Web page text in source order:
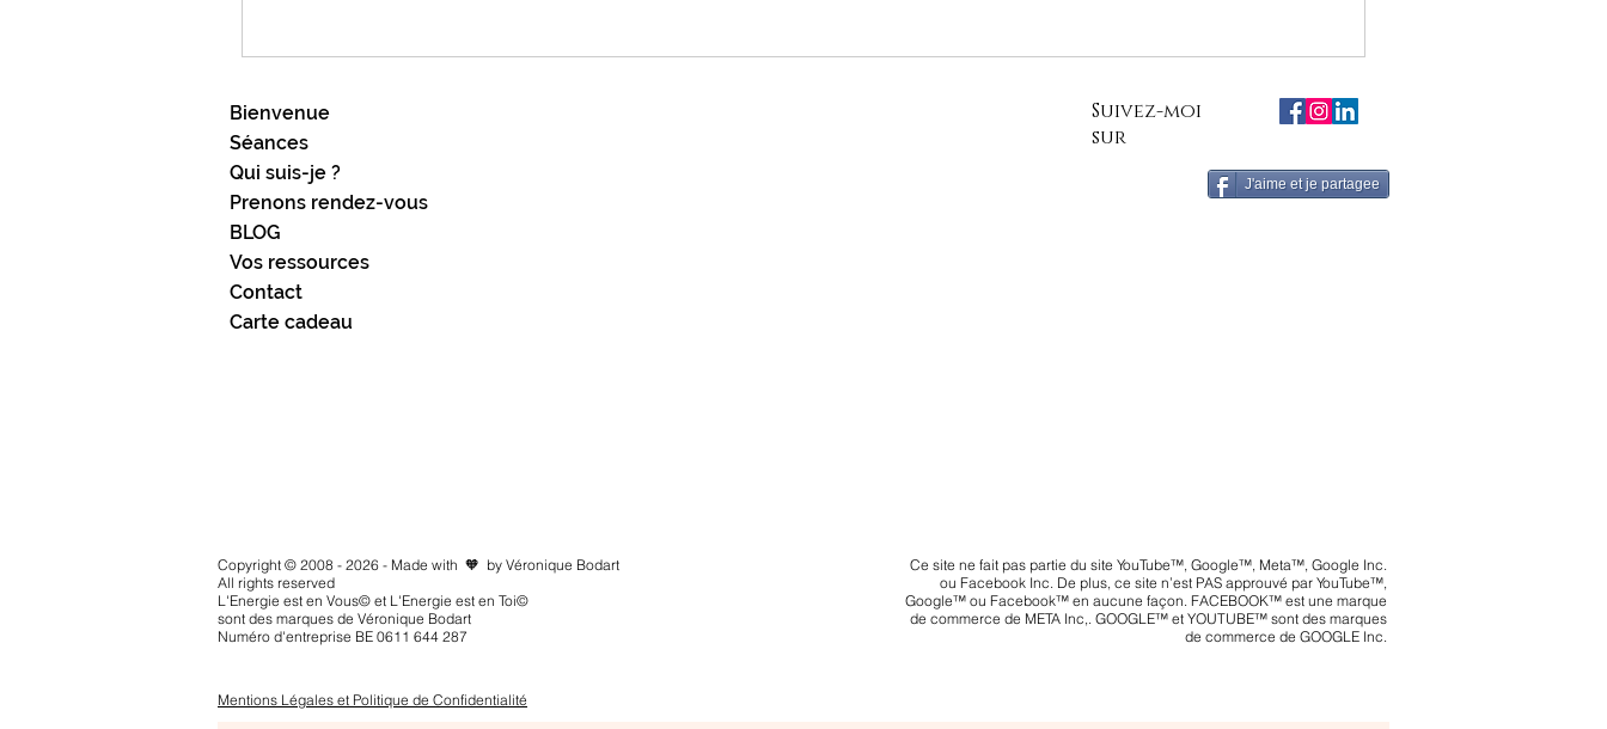
Bienvenue
Séances
Qui suis-je ?
Prenons rendez-vous
BLOG
Vos ressources
Contact
Carte cadeau
Suivez-moi
sur
J'aime et je partagee
Copyright © 2008 - 2026 - Made with 🧡 by Véronique Bodart
All rights reserved
L'Energie est en Vous© et L'Energie est en Toi©
sont des marques de Véronique Bodart
Numéro d'entreprise BE 0611 644 287
Ce site ne fait pas partie du site YouTube™, Google™, Meta™, Google Inc.
ou Facebook Inc. De plus, ce site n’est PAS approuvé par YouTube™,
Google™ ou Facebook™ en aucune façon. FACEBOOK™ est une marque
de commerce de META Inc,. GOOGLE™ et YOUTUBE™ sont des marques
de commerce de GOOGLE Inc.
Mentions Légales et Politique de Confidentialité